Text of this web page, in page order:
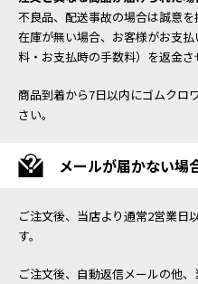
不良品、配送事故の場合は誠意を
在庫が無い場合、お客様がお支
料・お支払時の手数料）を返金さ
商品到着から7日以内にゴムクロ
さい。
メールが届かない場
ご注文後、当店より通常2営業日
す。
ご注文後、自動返信メールの他